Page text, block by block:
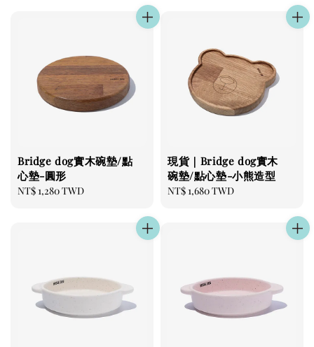
Bridge dog實木碗墊/點
心墊-圓形
Regular
NT$ 1,280 TWD
現貨｜Bridge dog實木
碗墊/點心墊-小熊造型
Regular
NT$ 1,680 TWD